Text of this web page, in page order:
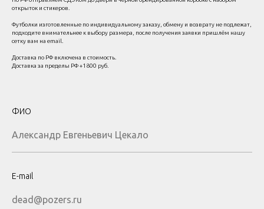
открыток и стикеров.
Футболки изготовленные по индивидуальному заказу, обмену и возврату не подлежат,
подходите внимательнее к выбору размера, после получения заявки пришлём нашу
сетку вам на email.
Доставка по РФ включена в стоимость.
Доставка за пределы РФ +1800 руб.
ФИО
Александр Евгеньевич Цекало
E-mail
dead@pozers.ru